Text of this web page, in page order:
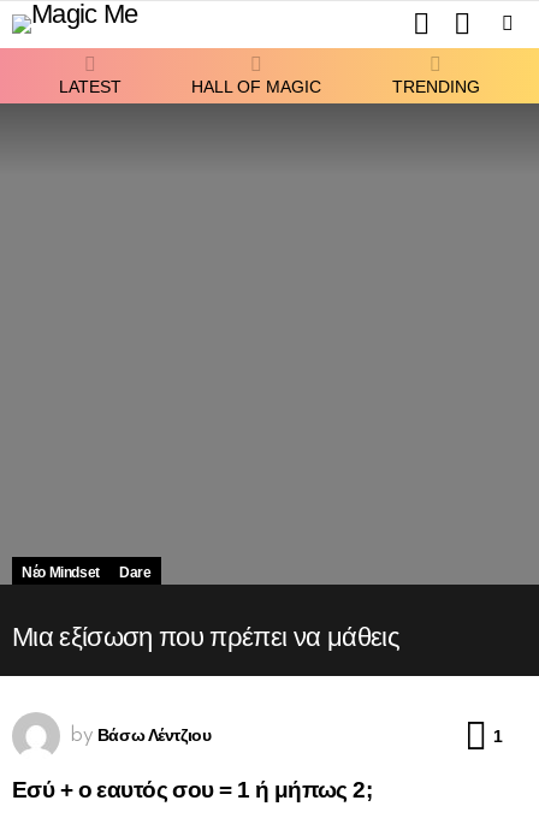
SWITCH
SKIN
LATEST HALL OF MAGIC TRENDING
Νέο Mindset Dare
Μια εξίσωση που πρέπει να μάθεις
by Βάσω Λέντζιου 1
Εσύ + ο εαυτός σου = 1 ή μήπως 2;